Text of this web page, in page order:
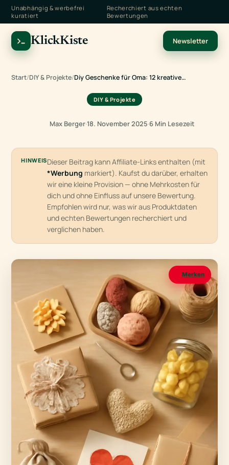
Unabhängig & werbefrei
kuratiert
Recherchiert aus echten
Bewertungen
KlickKiste Newsletter
Start/DIY & Projekte/Diy Geschenke für Oma: 12 kreative…
DIY & Projekte
Max Berger·18. November 2025·6 Min Lesezeit
HINWEISDieser Beitrag kann Affiliate-Links enthalten (mit
*Werbung markiert). Kaufst du darüber, erhalten
wir eine kleine Provision — ohne Mehrkosten für
dich und ohne Einfluss auf unsere Bewertung.
Empfohlen wird nur, was wir aus Produktdaten
und echten Bewertungen recherchiert und
verglichen haben.
Merken